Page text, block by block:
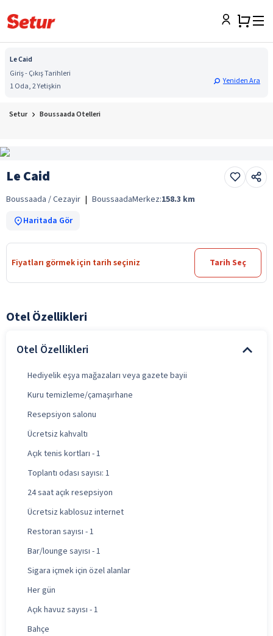
Le Caid
Giriş - Çıkış Tarihleri
1 Oda, 2 Yetişkin
Yeniden Ara
Setur Boussaada Otelleri
Le Caid
Boussaada / Cezayir | BoussaadaMerkez:158.3 km
Haritada Gör
Fiyatları görmek için tarih seçiniz Tarih Seç
Otel Özellikleri
Otel Özellikleri
Hediyelik eşya mağazaları veya gazete bayii
Kuru temizleme/çamaşırhane
Resepsiyon salonu
Ücretsiz kahvaltı
Açık tenis kortları - 1
Toplantı odası sayısı: 1
24 saat açık resepsiyon
Ücretsiz kablosuz internet
Restoran sayısı - 1
Bar/lounge sayısı - 1
Sigara içmek için özel alanlar
Her gün
Açık havuz sayısı - 1
Bahçe